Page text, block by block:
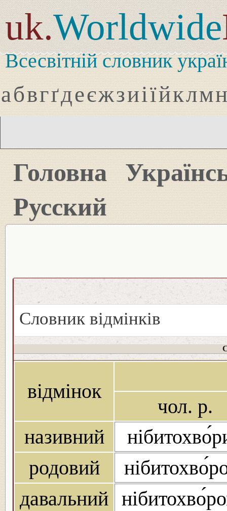
uk.Worldwide
Всесвітній словник
абвгґдеєжзиіїйклмн
Головна
Русский
Словник відмінків
відмінок
чол. р.
називний
родовий
давальний